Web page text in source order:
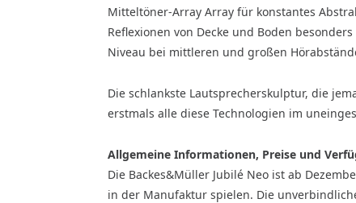
Mitteltöner-Array Array für konstantes
Reflexionen von Decke und Boden
Niveau bei mittleren und großen
Die schlankste Lautsprecherskulptur, die
erstmals alle diese Technologien im
Allgemeine Informationen, Preise und
Die Backes&Müller Jubilé Neo ist ab
in der Manufaktur spielen. Die